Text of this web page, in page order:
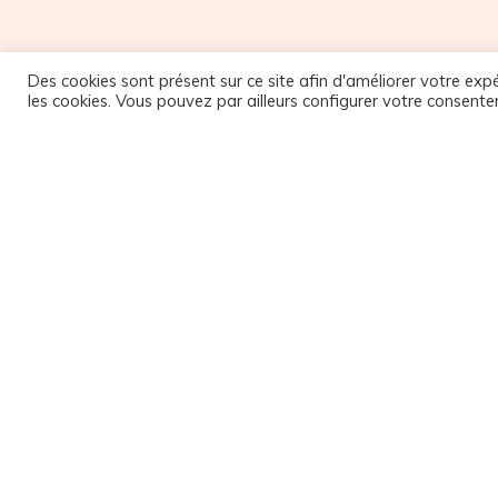
Des cookies sont présent sur ce site afin d'améliorer votre
les cookies. Vous pouvez par ailleurs configurer votre